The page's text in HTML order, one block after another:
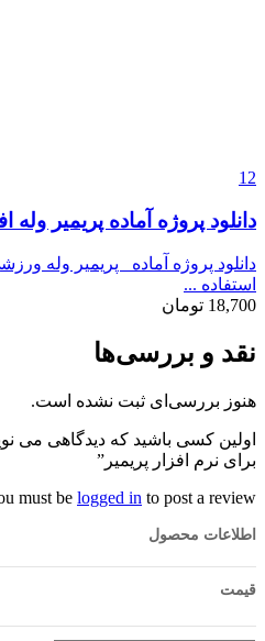
12
دانلود پروژه آماده پریمیر وله
استفاده ...
18,700 تومان
نقد و بررسی‌ها
هنوز بررسی‌ای ثبت نشده است.
اولین کسی باشید که دیدگاهی می
برای نرم افزار پریمیر”
must be logged in to post a review.
اطلاعات محصول
قیمت